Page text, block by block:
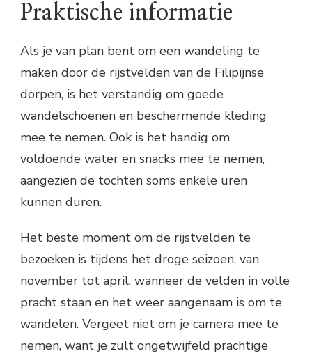
Praktische informatie
Als je van plan bent om een wandeling te
maken door de rijstvelden van de Filipijnse
dorpen, is het verstandig om goede
wandelschoenen en beschermende kleding
mee te nemen. Ook is het handig om
voldoende water en snacks mee te nemen,
aangezien de tochten soms enkele uren
kunnen duren.
Het beste moment om de rijstvelden te
bezoeken is tijdens het droge seizoen, van
november tot april, wanneer de velden in volle
pracht staan en het weer aangenaam is om te
wandelen. Vergeet niet om je camera mee te
nemen, want je zult ongetwijfeld prachtige